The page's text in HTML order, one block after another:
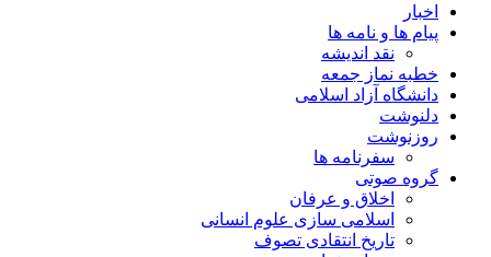
اخبار
پیام ها و نامه ها
نقد اندیشه
خطبه نماز جمعه
دانشگاه آزاد اسلامی
دلنوشت
روزنوشت
سفرنامه ها
گروه صوتی
اخلاق و عرفان
اسلامی سازی علوم انسانی
تاریخ انتقادی تصوف